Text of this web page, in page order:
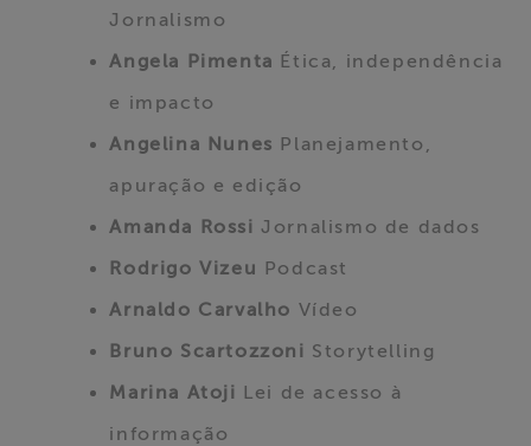
Jornalismo
Angela Pimenta Ética, independência
e impacto
Angelina Nunes Planejamento,
apuração e edição
Amanda Rossi Jornalismo de dados
Rodrigo Vizeu Podcast
Arnaldo Carvalho Vídeo
Bruno Scartozzoni Storytelling
Marina Atoji Lei de acesso à
informação